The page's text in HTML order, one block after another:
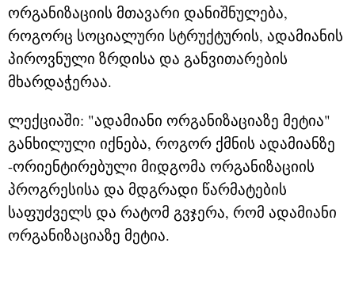
ორგანიზაციის მთავარი დანიშნულება,
როგორც სოციალური სტრუქტურის, ადამიანის
პიროვნული ზრდისა და განვითარების
მხარდაჭერაა.
ლექციაში: "ადამიანი ორგანიზაციაზე მეტია"
განხილული იქნება, როგორ ქმნის ადამიანზე
-ორიენტირებული მიდგომა ორგანიზაციის
პროგრესისა და მდგრადი წარმატების
საფუძველს და რატომ გვჯერა, რომ ადამიანი
ორგანიზაციაზე მეტია.